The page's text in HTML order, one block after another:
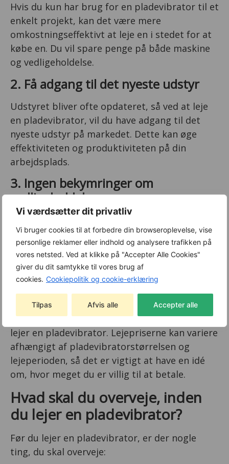
Vi værdsætter dit privatliv
Vi bruger cookies til at forbedre din browseroplevelse, vise
personlige reklamer eller indhold og analysere trafikken på
vores netsted. Ved at klikke på "Accepter Alle Cookies"
giver du dit samtykke til vores brug af
cookies. Cookiepolitik og cookie-erklæring
Tilpas Afvis alle Accepter alle
Hvis du kun har brug for en pladevibrator til et
enkelt projekt, kan det være mere
omkostningseffektivt at leje en i stedet for at
købe en. Du vil spare penge på både maskine
og vedligeholdelse.
2. Få adgang til det nyeste udstyr
Udstyret bliver ofte opdateret, så ved at leje
en pladevibrator, vil du have adgang til det
nyeste udstyr på markedet. Dette kan øge
effektiviteten og produktiviteten på din
arbejdsplads.
3. Ingen bekymringer om
vedligeholdelse
Når du lejer en pladevibrator, er det
udlejningsfirmaet, der er ansvarlig for
vedligeholdelsen af maskinen. Dette betyder,
at du ikke behøver at bekymre dig om
reparationer eller udskiftning af reservedele.
4. Budget
Du skal også tage højde for dit budget, når du
lejer en pladevibrator. Lejepriserne kan variere
afhængigt af pladevibratorstørrelsen og
lejeperioden, så det er vigtigt at have en idé
om, hvor meget du er villig til at betale.
Hvad skal du overveje, inden
du lejer en pladevibrator?
Før du lejer en pladevibrator, er der nogle
ting, du skal overveje: